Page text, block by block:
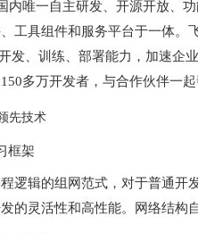
内唯一自主研发、开源开放、
工具组件和服务平台于一体。
发、训练、部署能力，加速企
多万开发者，与合作伙伴一
先技术
框架
逻辑的组网范式，对于普通
的灵活性和高性能。网络结构